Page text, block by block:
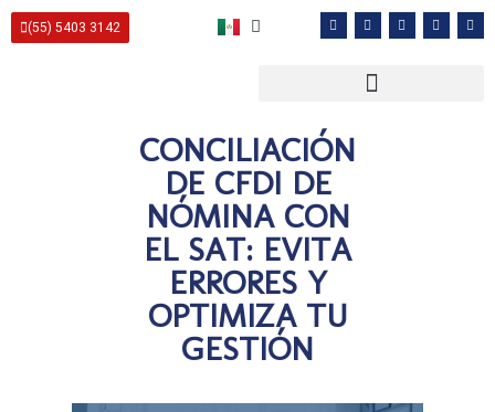
(55) 5403 3142
CONCILIACIÓN
DE CFDI DE
NÓMINA CON
EL SAT: EVITA
ERRORES Y
OPTIMIZA TU
GESTIÓN